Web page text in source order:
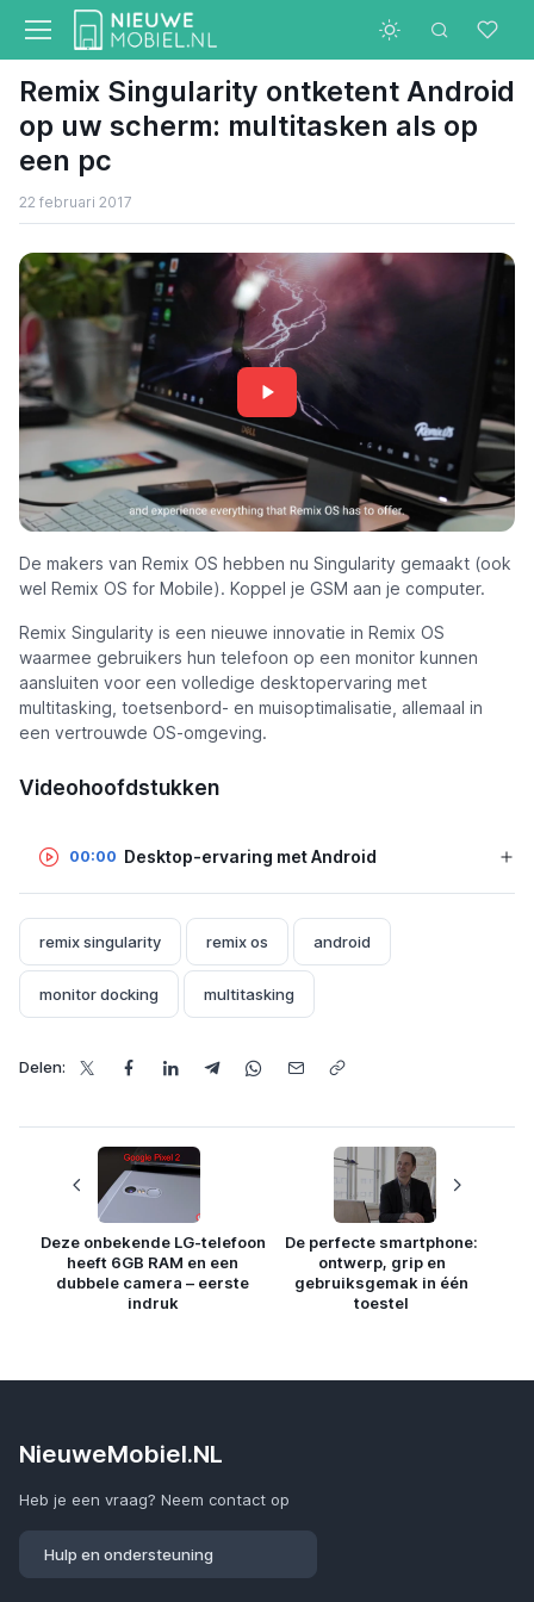
Remix Singularity ontketent Android
op uw scherm: multitasken als op
een pc
22 februari 2017
De makers van Remix OS hebben nu Singularity gemaakt (ook
wel Remix OS for Mobile). Koppel je GSM aan je computer.
Remix Singularity is een nieuwe innovatie in Remix OS
waarmee gebruikers hun telefoon op een monitor kunnen
aansluiten voor een volledige desktopervaring met
multitasking, toetsenbord- en muisoptimalisatie, allemaal in
een vertrouwde OS-omgeving.
Videohoofdstukken
00:00 Desktop-ervaring met Android
remix singularity remix os android
monitor docking multitasking
Delen:
Deze onbekende LG-telefoon
heeft 6GB RAM en een
dubbele camera – eerste
indruk
De perfecte smartphone:
ontwerp, grip en
gebruiksgemak in één
toestel
NieuweMobiel.NL
Heb je een vraag? Neem contact op
Hulp en ondersteuning